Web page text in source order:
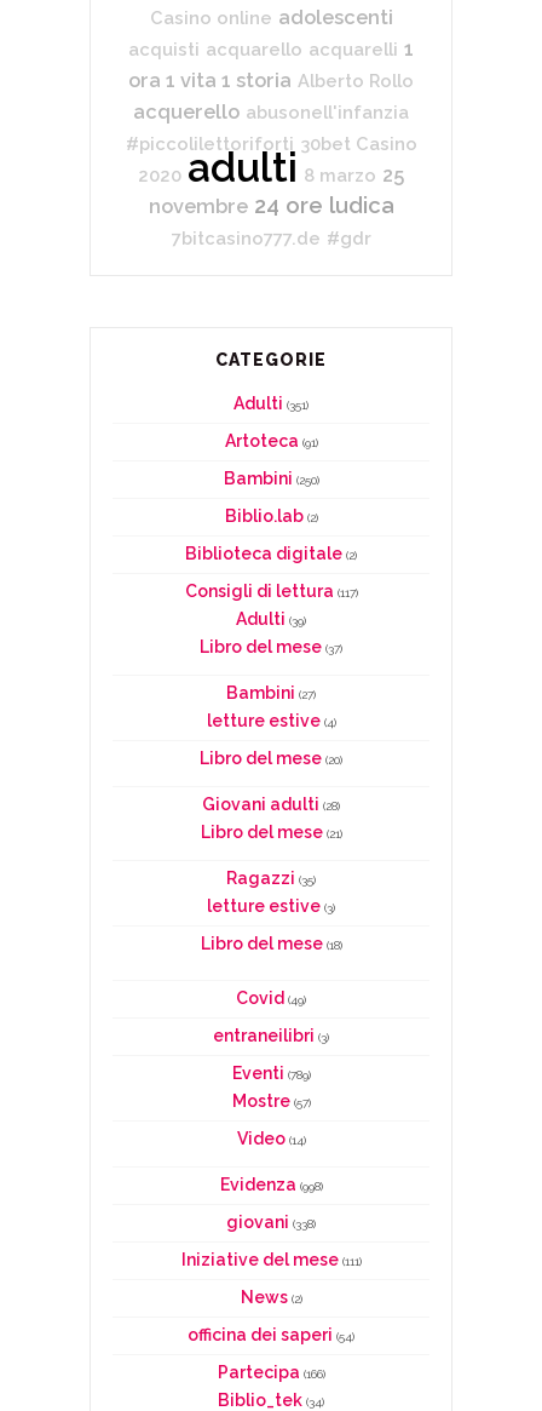
Casino online adolescenti
acquisti acquarello acquarelli 1
ora 1 vita 1 storia Alberto Rollo
acquerello abusonell'infanzia
#piccolilettoriforti 30bet Casino
2020 adulti 8 marzo 25
novembre 24 ore ludica
7bitcasino777.de #gdr
CATEGORIE
Adulti (351)
Artoteca (91)
Bambini (250)
Biblio.lab(2)
Biblioteca digitale (2)
Consigli di lettura (117)
Adulti (39)
Libro del mese (37)
Bambini (27)
letture estive(4)
Libro del mese (20)
Giovani adulti (28)
Libro del mese(21)
Ragazzi (35)
letture estive (3)
Libro del mese(18)
Covid (49)
entraneilibri (3)
Eventi (789)
Mostre(57)
Video(14)
Evidenza (998)
giovani (338)
Iniziative del mese(111)
News(2)
officina dei saperi (54)
Partecipa (166)
Biblio_tek (34)